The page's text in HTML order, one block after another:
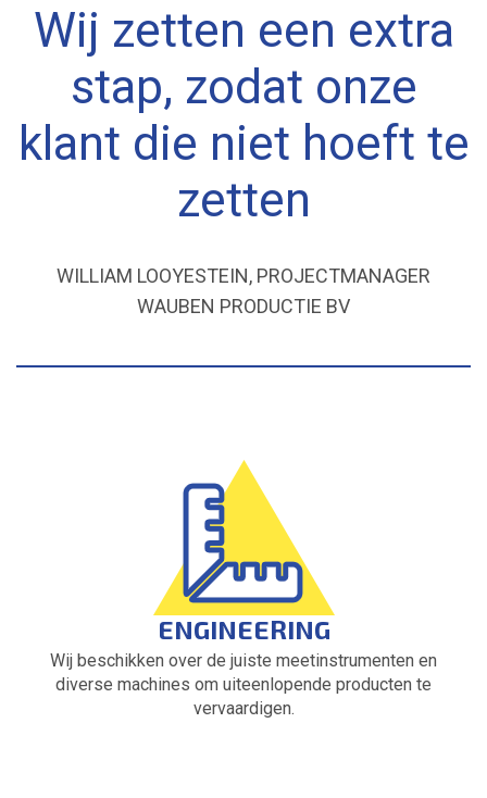
Wij zetten een extra
stap, zodat onze
klant die niet hoeft te
zetten
WILLIAM LOOYESTEIN, PROJECTMANAGER
WAUBEN PRODUCTIE BV
ENGINEERING
Wij beschikken over de juiste meetinstrumenten en
diverse machines om uiteenlopende producten te
vervaardigen.